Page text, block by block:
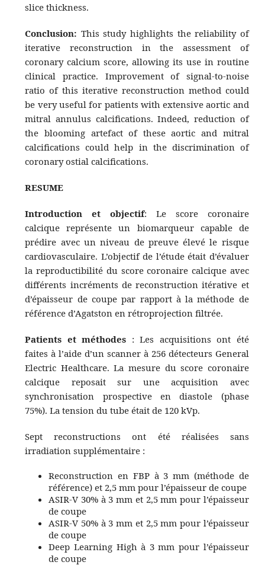
slice thickness.
Conclusion: This study highlights the reliability of
iterative reconstruction in the assessment of
coronary calcium score, allowing its use in routine
clinical practice. Improvement of signal-to-noise
ratio of this iterative reconstruction method could
be very useful for patients with extensive aortic and
mitral annulus calcifications. Indeed, reduction of
the blooming artefact of these aortic and mitral
calcifications could help in the discrimination of
coronary ostial calcifications.
RESUME
Introduction et objectif: Le score coronaire
calcique représente un biomarqueur capable de
prédire avec un niveau de preuve élevé le risque
cardiovasculaire. L’objectif de l’étude était d’évaluer
la reproductibilité du score coronaire calcique avec
différents incréments de reconstruction itérative et
d’épaisseur de coupe par rapport à la méthode de
référence d’Agatston en rétroprojection filtrée.
Patients et méthodes : Les acquisitions ont été
faites à l’aide d’un scanner à 256 détecteurs General
Electric Healthcare. La mesure du score coronaire
calcique reposait sur une acquisition avec
synchronisation prospective en diastole (phase
75%). La tension du tube était de 120 kVp.
Sept reconstructions ont été réalisées sans
irradiation supplémentaire :
Reconstruction en FBP à 3 mm (méthode de
référence) et 2,5 mm pour l’épaisseur de coupe
ASIR-V 30% à 3 mm et 2,5 mm pour l’épaisseur
de coupe
ASIR-V 50% à 3 mm et 2,5 mm pour l’épaisseur
de coupe
Deep Learning High à 3 mm pour l’épaisseur
de coupe